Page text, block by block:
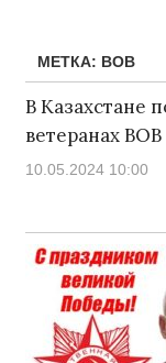
МЕТКА: ВОВ
В Казахстане
ветеранах ВОВ
10.05.2024 10:00